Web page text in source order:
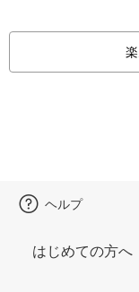
ヘルプ
はじめての方へ